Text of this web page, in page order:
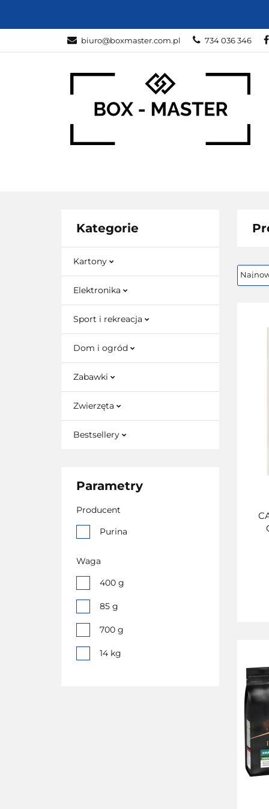
biuro@boxmaster.com.pl 734 036 346
SPORT
Kategorie
Kartony
Elektronika
Sport i rekreacja
Dom i ogród
Zabawki
Zwierzęta
Bestsellery
Parametry
Producent
Purina
Waga
400 g
85 g
700 g
14 kg